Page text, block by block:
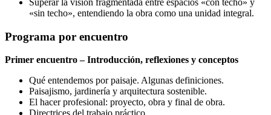
Superar la visión fragmentada entre espacios «con techo» y
«sin techo», entendiendo la obra como una unidad integral.
Programa por encuentro
Primer encuentro – Introducción, reflexiones y conceptos
Qué entendemos por paisaje. Algunas definiciones.
Paisajismo, jardinería y arquitectura sostenible.
El hacer profesional: proyecto, obra y final de obra.